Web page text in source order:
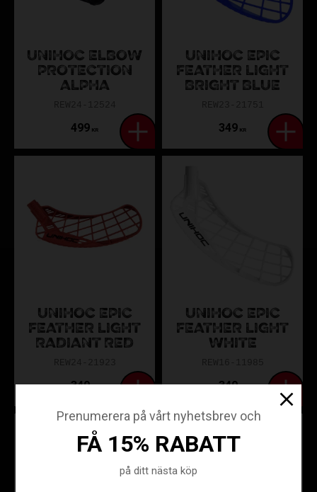
UNIHOC ELBOW
PROTECTION
ALPHA
499 KR
UNIHOC EPIC
FEATHER LIGHT
BRIGHT BLUE
349 KR
UNIHOC EPIC
FEATHER LIGHT
RADIANT RED
349
UNIHOC EPIC
FEATHER LIGHT
WHITE
349
Prenumerera på vårt nyhetsbrev och
FÅ 15% RABATT
på ditt nästa köp